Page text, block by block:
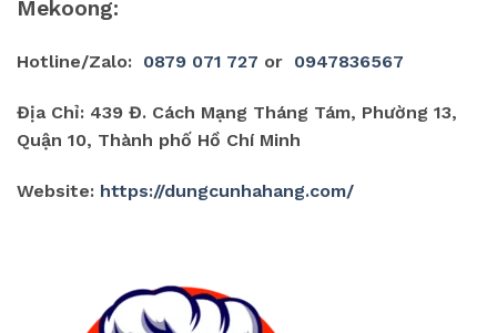
Mekoong:
Hotline/Zalo: 0879 071 727 or 0947836567
Địa Chỉ: 439 Đ. Cách Mạng Tháng Tám, Phường 13,
Quận 10, Thành phố Hồ Chí Minh
Website: https://dungcunhahang.com/